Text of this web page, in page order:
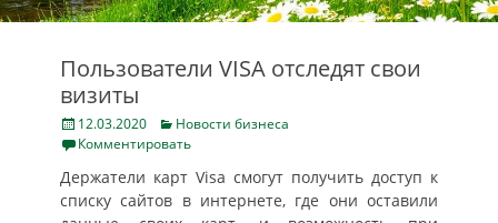
Пользователи VISA отследят свои
визиты
Posted
on
12.03.2020 Categories
Новости бизнеса
Комментировать
Держатели карт Visa смогут получить доступ к
списку сайтов в интернете, где они оставили